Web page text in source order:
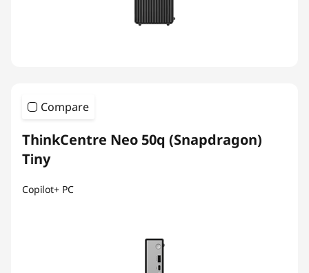
Compare
ThinkCentre Neo 50q (Snapdragon)
Tiny
Copilot+ PC